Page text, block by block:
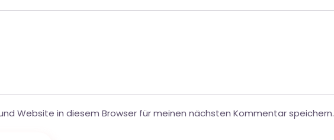
Website in diesem Browser für meinen nächsten Kommentar speichern.